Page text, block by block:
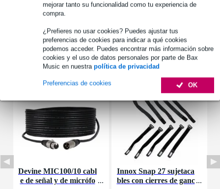
mejorar tanto su funcionalidad como tu experiencia de
compra.
¿Prefieres no usar cookies? Puedes ajustar tus
preferencias de cookies para indicar a qué cookies
podemos acceder. Puedes encontrar más información sobre
cookies y el uso de datos personales por parte de Bax
Music en nuestra política de privacidad
OK
Preferencias de cookies
potencia de pico: 100 W
impedancia nominal: 8 Ohmios
Especificaciones completas
Accesorios (7)
Devine MIC100/10 cabl
e de señal y de micrófo
Innox Snap 27 sujetaca
bles con cierres de ganc